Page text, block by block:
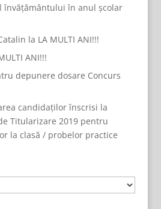
învățământului în anul școlar
la LA MULTI ANI!!!
ANI!!!
depunere dosare Concurs
candidaților înscrisi la
Titularizare 2019 pentru
la clasă / probelor practice